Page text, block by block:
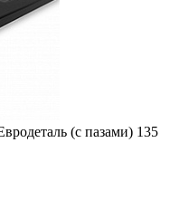
(с пазами) 135